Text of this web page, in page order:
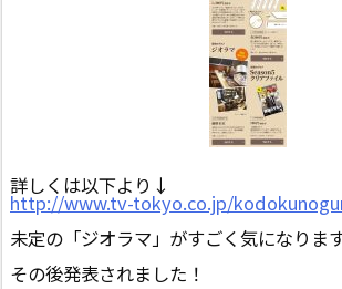
詳しくは以下より↓
http://www.tv-tokyo.co.jp/
未定の「ジオラマ」がすごく気になりま
その後発表されました！